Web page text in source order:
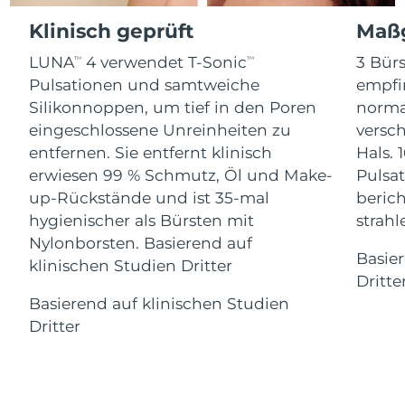
Klinisch geprüft
LUNATM 4 verwendet T-SonicTM
Pulsationen und samtweiche
Silikonnoppen, um tief in den Poren
eingeschlossene Unreinheiten zu
entfernen. Sie entfernt klinisch
erwiesen 99 % Schmutz, Öl und Make-
up-Rückstände und ist 35-mal
hygienischer als Bürsten mit
Nylonborsten. Basierend auf
klinischen Studien Dritter
Basierend auf klinischen Studien
Dritter
3
Hals.
For healthy hair
Kosmetik
Kaufe alles
FOREO APP
ÜBER
Isle of Man 8/14/26
Israel Erwartete Lieferung 8/16/26
Italien Erwartete Lieferung
Japan Erwartete Lieferung
Jersey Erwartete Lieferung 8/17/26
Kasachstan Erwartete Lieferung
8/12/26
Lettland